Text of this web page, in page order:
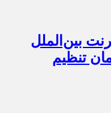
اینترنت بین‌الملل
تنظیم